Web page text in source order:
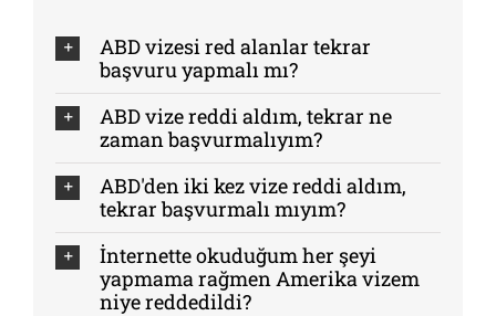
ABD vizesi red alanlar tekrar
başvuru yapmalı mı?
ABD vize reddi aldım, tekrar ne
zaman başvurmalıyım?
ABD'den iki kez vize reddi aldım,
tekrar başvurmalı mıyım?
İnternette okuduğum her şeyi
yapmama rağmen Amerika vizem
niye reddedildi?